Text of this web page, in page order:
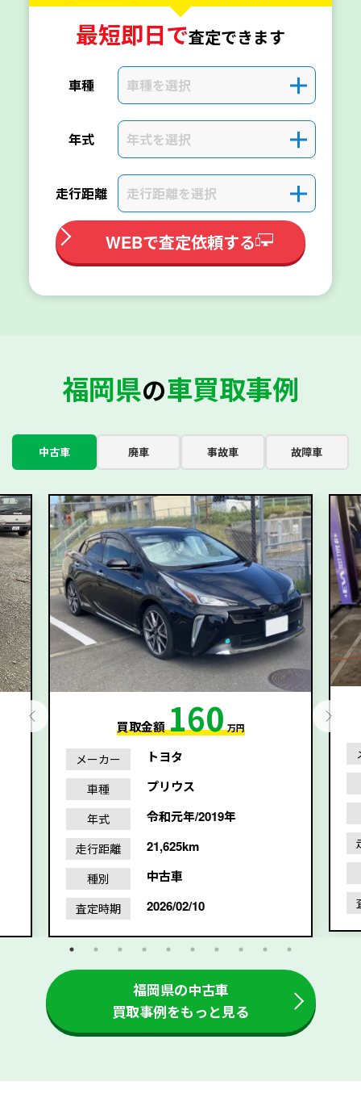
最短即日で査定できます
車種 車種を選択 ＋
年式 年式を選択 ＋
走行距離 走行距離を選択 ＋
WEBで査定依頼する
福岡県の車買取事例
中古車 廃車 事故車 故障車
買取金額160 万円
メーカー トヨタ
車種 プリウス
年式 令和元年/2019年
走行距離 21,625km
種別 中古車
査定時期 2026/02/10
福岡県の中古車
買取事例をもっと見る